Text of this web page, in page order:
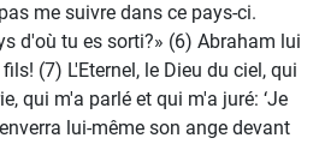
me suivre dans ce pays-ci.
d'où tu es sorti?» (6) Abraham lui
(7) L'Eternel, le Dieu du ciel, qui
qui m'a parlé et qui m'a juré: ‘Je
lui-même son ange devant